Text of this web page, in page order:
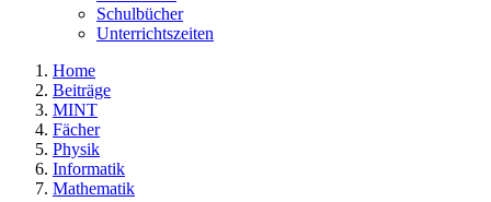
Schulbücher
Unterrichtszeiten
Home
Beiträge
MINT
Fächer
Physik
Informatik
Mathematik